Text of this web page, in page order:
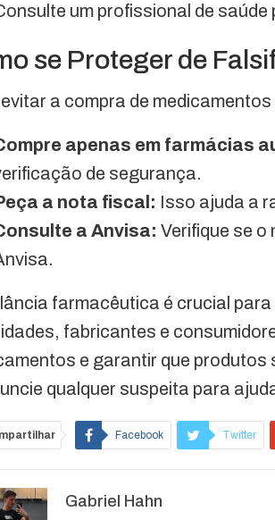
um profissional de
se Proteger de
a compra de
apenas em farmácias
de segurança.
a nota fiscal: Isso ajuda a
a Anvisa: Verifique se
farmacêutica é crucial
fabricantes e
e garantir que
qualquer suspeita para
Facebook Twitter
Gabriel Hahn